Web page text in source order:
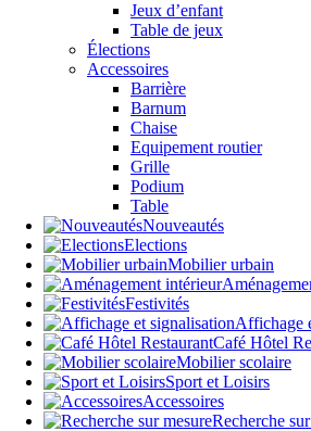
Jeux d’enfant
Table de jeux
Élections
Accessoires
Barrière
Barnum
Chaise
Equipement routier
Grille
Podium
Table
Nouveautés
Elections
Mobilier urbain
Festivités
Affichage
Café Hôtel
Mobilier scolaire
Sport et Loisirs
Accessoires
Recherche